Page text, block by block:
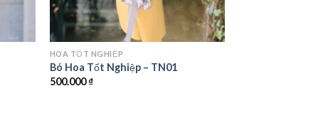
HOA TỐT NGHIỆP
Bó Hoa Tốt Nghiệp – TN01
500.000₫